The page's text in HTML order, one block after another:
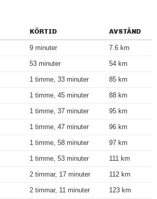
KÖRTID AVSTÅND
9 minuter 7.6 km
53 minuter 54 km
1 timme, 33 minuter 85 km
1 timme, 45 minuter 88 km
1 timme, 37 minuter 95 km
1 timme, 47 minuter 96 km
1 timme, 58 minuter 97 km
1 timme, 53 minuter 111 km
2 timmar, 17 minuter 112 km
2 timmar, 11 minuter 123 km